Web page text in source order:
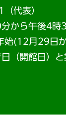
代表）
から午後4時
(12月29日
（開館日）